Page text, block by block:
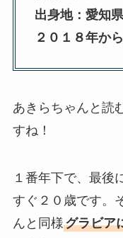
出身地：愛知県
２０１８年か
あきらちゃんと読
すね！
１番年下で、最後
すぐ２０歳です。
んと同様グラビア